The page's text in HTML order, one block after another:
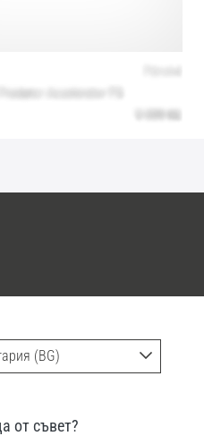
(BG)
от съвет?